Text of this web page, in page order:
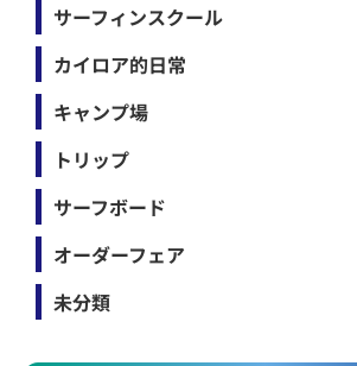
サーフィンスクール
カイロア的日常
キャンプ場
トリップ
サーフボード
オーダーフェア
未分類